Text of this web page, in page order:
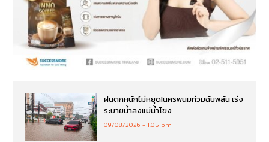
ฝนตกหนักไม่หยุด!นครพนมท่วมฉับพลัน เร่ง
ระบายน้ำลงแม่น้ำโขง
09/08/2026 1:05 pm